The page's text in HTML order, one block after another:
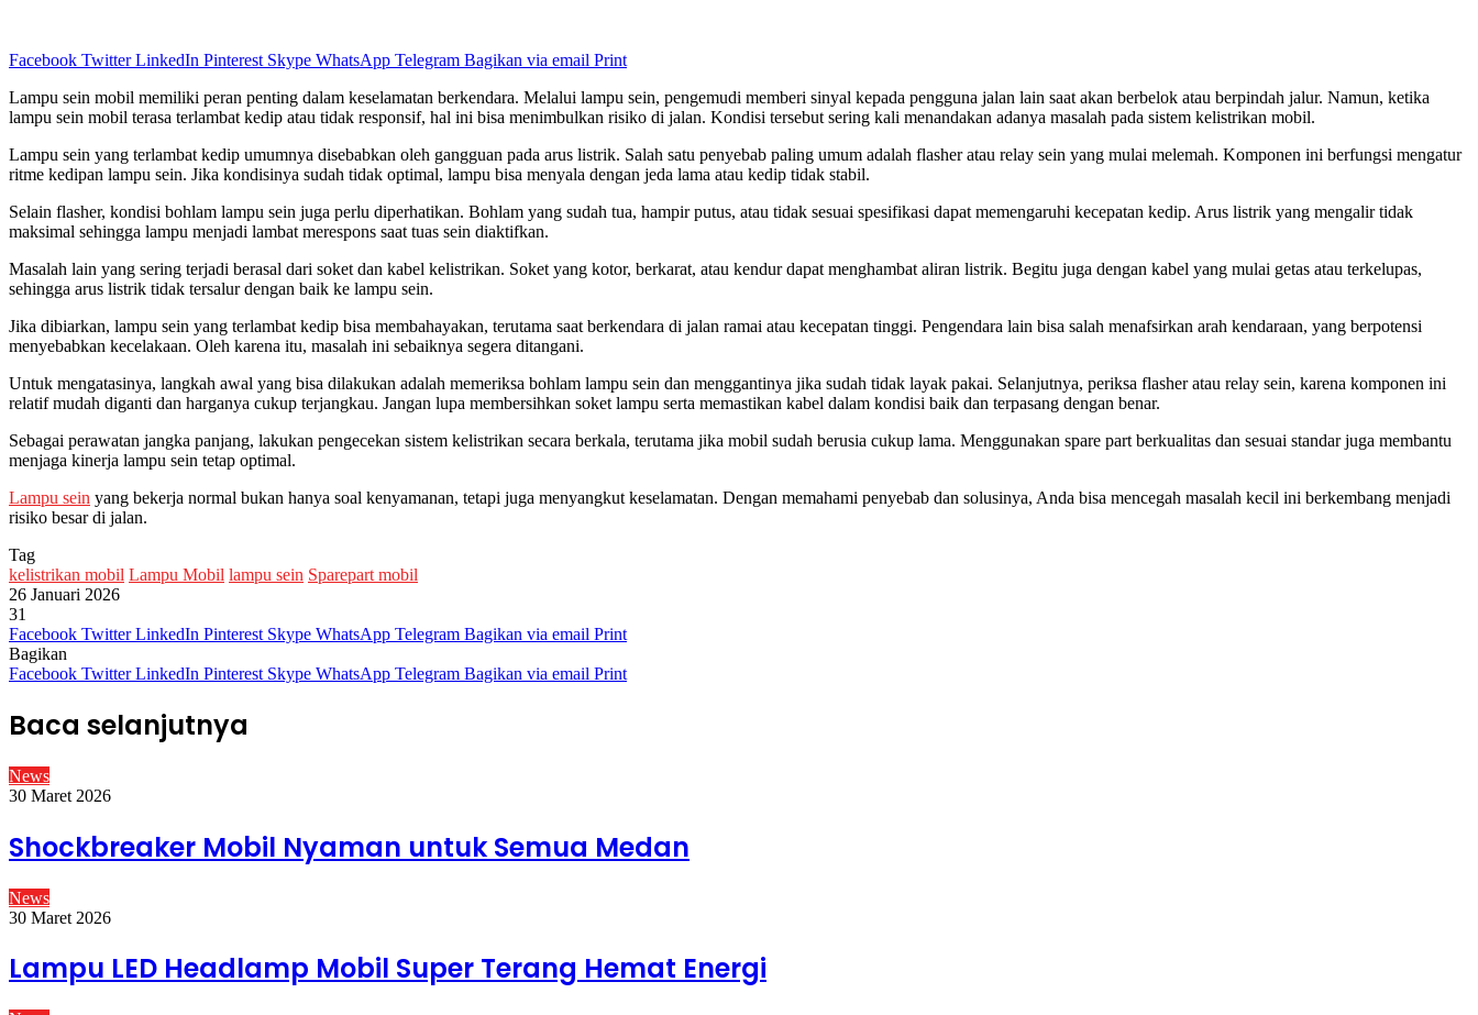
Facebook Twitter LinkedIn Pinterest Skype WhatsApp Telegram Bagikan via email Print
Lampu sein mobil memiliki peran penting dalam keselamatan berkendara. Melalui lampu sein, pengemudi memberi sinyal kepada pengguna jalan lain saat akan berbelok atau berpindah jalur. Namun, ketika
lampu sein mobil terasa terlambat kedip atau tidak responsif, hal ini bisa menimbulkan risiko di jalan. Kondisi tersebut sering kali menandakan adanya masalah pada sistem kelistrikan mobil.
Lampu sein yang terlambat kedip umumnya disebabkan oleh gangguan pada arus listrik. Salah satu penyebab paling umum adalah flasher atau relay sein yang mulai melemah. Komponen ini berfungsi mengatur
ritme kedipan lampu sein. Jika kondisinya sudah tidak optimal, lampu bisa menyala dengan jeda lama atau kedip tidak stabil.
Selain flasher, kondisi bohlam lampu sein juga perlu diperhatikan. Bohlam yang sudah tua, hampir putus, atau tidak sesuai spesifikasi dapat memengaruhi kecepatan kedip. Arus listrik yang mengalir tidak
maksimal sehingga lampu menjadi lambat merespons saat tuas sein diaktifkan.
Masalah lain yang sering terjadi berasal dari soket dan kabel kelistrikan. Soket yang kotor, berkarat, atau kendur dapat menghambat aliran listrik. Begitu juga dengan kabel yang mulai getas atau terkelupas,
sehingga arus listrik tidak tersalur dengan baik ke lampu sein.
Jika dibiarkan, lampu sein yang terlambat kedip bisa membahayakan, terutama saat berkendara di jalan ramai atau kecepatan tinggi. Pengendara lain bisa salah menafsirkan arah kendaraan, yang berpotensi
menyebabkan kecelakaan. Oleh karena itu, masalah ini sebaiknya segera ditangani.
Untuk mengatasinya, langkah awal yang bisa dilakukan adalah memeriksa bohlam lampu sein dan menggantinya jika sudah tidak layak pakai. Selanjutnya, periksa flasher atau relay sein, karena komponen ini
relatif mudah diganti dan harganya cukup terjangkau. Jangan lupa membersihkan soket lampu serta memastikan kabel dalam kondisi baik dan terpasang dengan benar.
Sebagai perawatan jangka panjang, lakukan pengecekan sistem kelistrikan secara berkala, terutama jika mobil sudah berusia cukup lama. Menggunakan spare part berkualitas dan sesuai standar juga membantu
menjaga kinerja lampu sein tetap optimal.
Lampu sein yang bekerja normal bukan hanya soal kenyamanan, tetapi juga menyangkut keselamatan. Dengan memahami penyebab dan solusinya, Anda bisa mencegah masalah kecil ini berkembang menjadi
risiko besar di jalan.
Tag
kelistrikan mobil Lampu Mobil lampu sein Sparepart mobil
26 Januari 2026
31
Facebook Twitter LinkedIn Pinterest Skype WhatsApp Telegram Bagikan via email Print
Bagikan
Facebook Twitter LinkedIn Pinterest Skype WhatsApp Telegram Bagikan via email Print
Baca selanjutnya
News
30 Maret 2026
Shockbreaker Mobil Nyaman untuk Semua Medan
News
30 Maret 2026
Lampu LED Headlamp Mobil Super Terang Hemat Energi